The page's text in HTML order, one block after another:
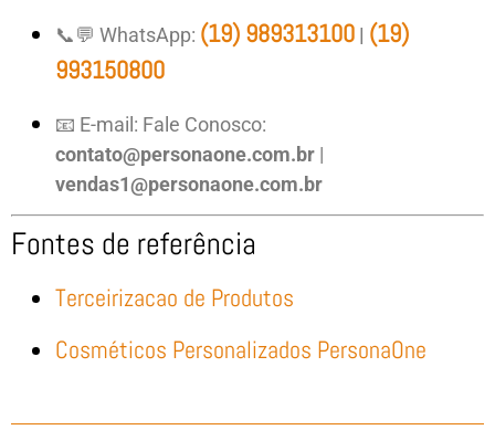
📞💬 WhatsApp: (19) 989313100 | (19)
993150800
📧 E-mail: Fale Conosco:
contato@personaone.com.br |
vendas1@personaone.com.br
Fontes de referência
Terceirizacao de Produtos
Cosméticos Personalizados PersonaOne